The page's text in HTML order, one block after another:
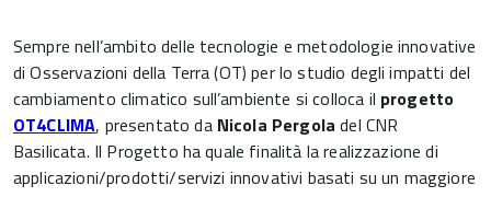
Sempre nell’ambito delle tecnologie e metodologie innovative
di Osservazioni della Terra (OT) per lo studio degli impatti del
cambiamento climatico sull’ambiente si colloca il progetto
OT4CLIMA, presentato da Nicola Pergola del CNR
Basilicata. Il Progetto ha quale finalità la realizzazione di
applicazioni/prodotti/servizi innovativi basati su un maggiore